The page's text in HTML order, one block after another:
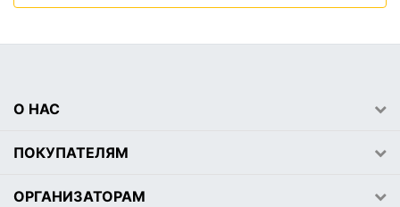
О НАС
ПОКУПАТЕЛЯМ
ОРГАНИЗАТОРАМ